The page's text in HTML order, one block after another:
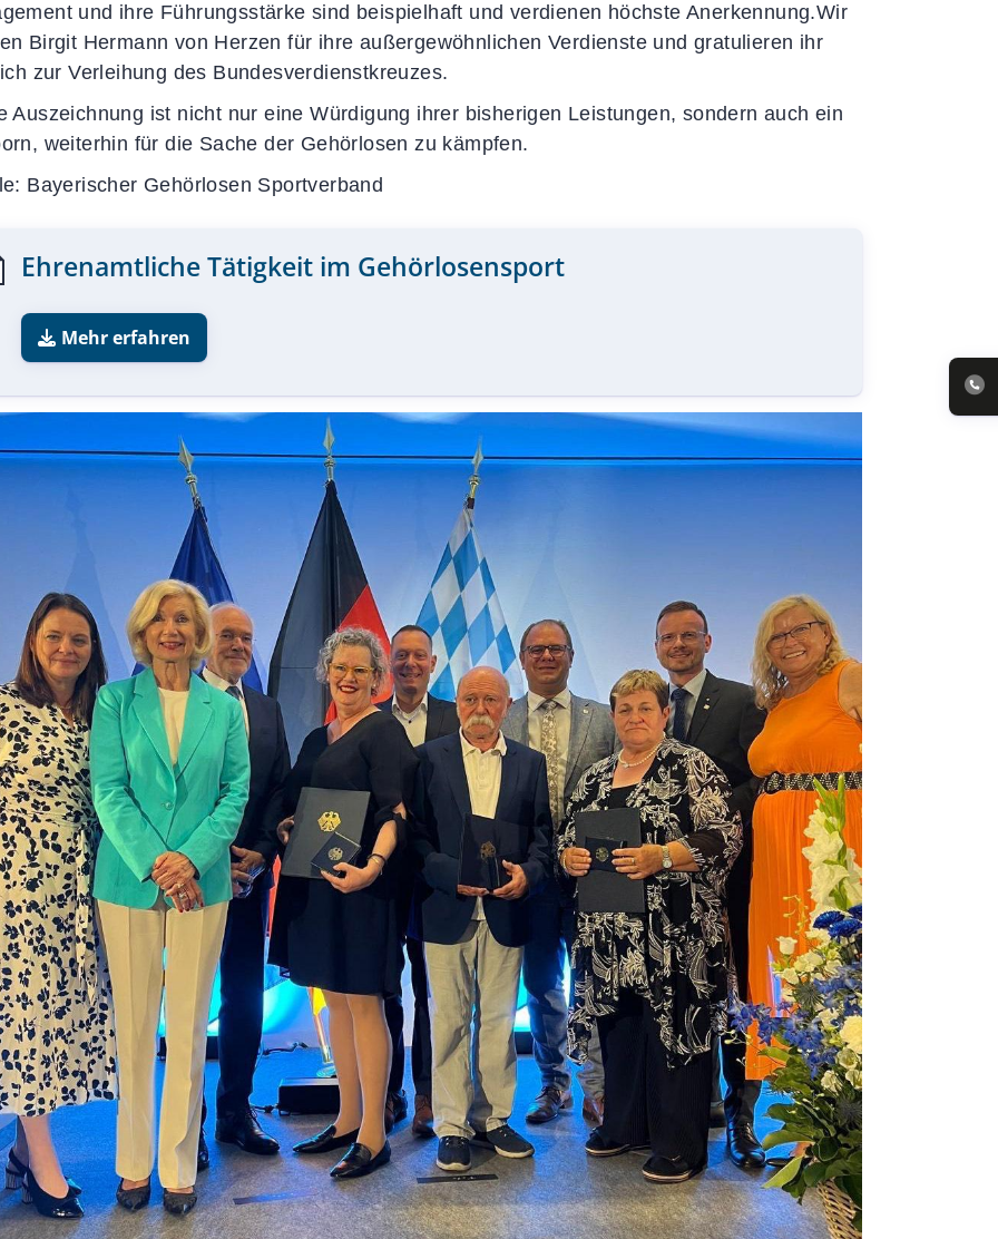
und ihre Führungsstärke sind beispielhaft und verdienen höchste Anerkennung.Wir
Birgit Hermann von Herzen für ihre außergewöhnlichen Verdienste und gratulieren ihr
zur Verleihung des Bundesverdienstkreuzes.
Auszeichnung ist nicht nur eine Würdigung ihrer bisherigen Leistungen, sondern auch ein
weiterhin für die Sache der Gehörlosen zu kämpfen.
Bayerischer Gehörlosen Sportverband
Ehrenamtliche Tätigkeit im Gehörlosensport
Mehr erfahren